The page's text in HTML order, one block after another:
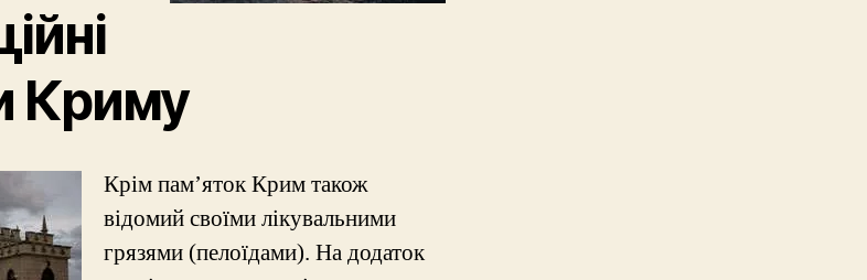
Криму
Крім пам’яток Крим також
відомий своїми лікувальними
грязями (пелоїдами). На додаток